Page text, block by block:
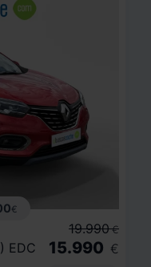
€
EDC
19.990 €
15.990 €